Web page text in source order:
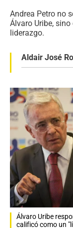
Andrea Petro no
Álvaro Uribe,
liderazgo.
Aldair José
Álvaro Uribe
calificó como un